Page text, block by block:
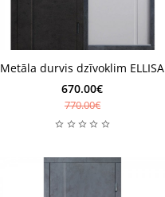
Noliktavā
Noliktavā
Metāla durvis dzīvoklim ELLISA
670.00€
770.00€